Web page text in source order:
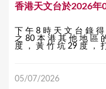
a
e
e
香港天文台於2026年
下 午 8 時 天 文 台 錄
之 80 本 港 其 他 地 區
度 ， 黃 竹 坑 29 度 ，
05/07/2026